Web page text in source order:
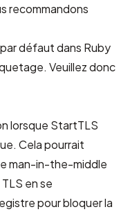
recommandons
défaut dans Ruby
Veuillez donc
lorsque StartTLS
Cela pourrait
man-in-the-middle
en se
pour bloquer la